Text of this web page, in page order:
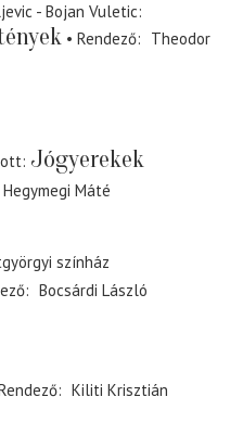
- Bojan Vuletic
Rendező
Theodor
Jógyerekek
Hegymegi Máté
színház
Bocsárdi László
Kiliti Krisztián